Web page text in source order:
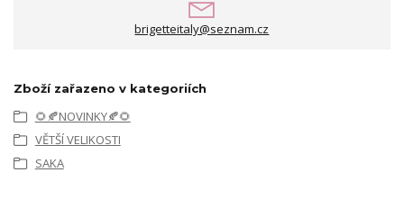
brigetteitaly@seznam.cz
Zboží zařazeno v kategoriích
🌻🍂NOVINKY🍂🌻
VĚTŠÍ VELIKOSTI
SAKA